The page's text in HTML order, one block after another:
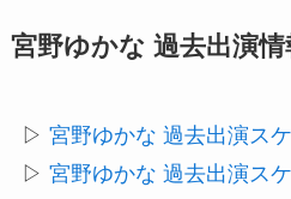
宮野ゆかな 過去出演情
▷ 宮野ゆかな 過去出演ス
▷ 宮野ゆかな 過去出演ス